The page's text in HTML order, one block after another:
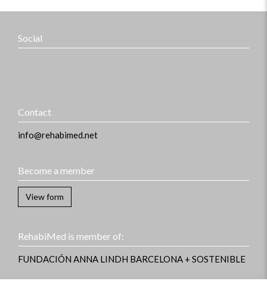
Social
Contact
info@rehabimed.net
Become a member
View form
RehabiMed is member of:
FUNDACIÓN ANNA LINDH BARCELONA + SOSTENIBLE